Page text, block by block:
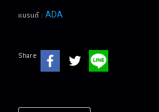
แบรนด์ : ADA
Share